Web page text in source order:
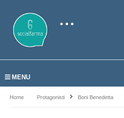
MENU
Home Protagonisti Boni Benedetta